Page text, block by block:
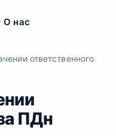
О нас
ответственного
ПДн